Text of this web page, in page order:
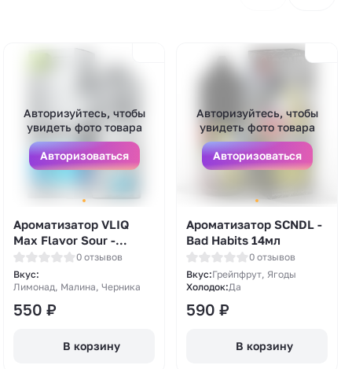
Авторизуйтесь, чтобы
увидеть фото товара
Авторизоваться
Ароматизатор VLIQ
Max Flavor Sour -
Лимонад Черника
Малина (Blueberry
Raspberry Lemonade)
12мл
0 отзывов
Вкус:
Лимонад, Малина, Черника
550 ₽
В корзину
Авторизуйтесь, чтобы
увидеть фото товара
Авторизоваться
Ароматизатор SCNDL -
Bad Habits 14мл
0 отзывов
Вкус:Грейпфрут, Ягоды
Холодок:Да
590 ₽
В корзину